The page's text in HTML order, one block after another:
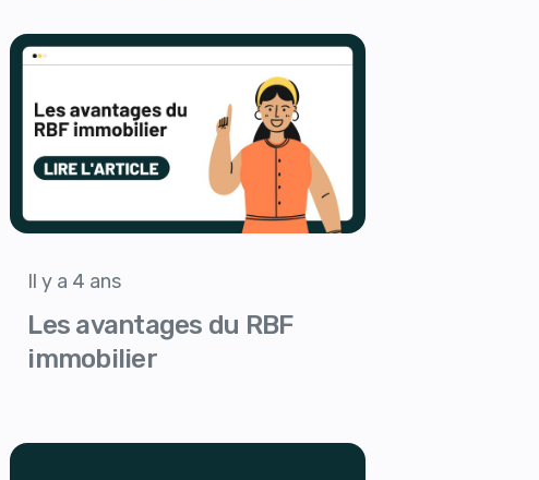
Il y a 4 ans
Les avantages du RBF
immobilier